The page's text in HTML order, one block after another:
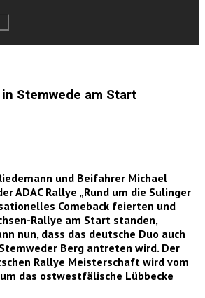
Stemwede am Start
und Beifahrer Michael
ADAC Rallye „Rund um die Sulinger
Comeback feierten und
Rallye am Start standen,
nun, dass das deutsche Duo auch
Berg antreten wird. Der
Rallye Meisterschaft wird vom
das ostwestfälische Lübbecke